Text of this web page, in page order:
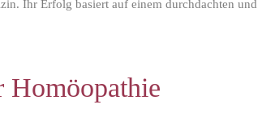
Ihr Erfolg basiert auf einem durchdachten